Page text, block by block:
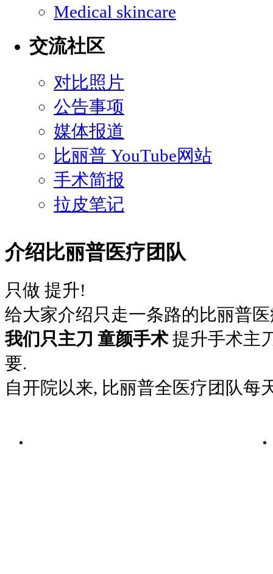
Medical skincare
交流社区
对比照片
公告事项
媒体报道
比丽普 YouTube网站
手术简报
拉皮笔记
介绍比丽普医疗团队
只做 提升!
给大家介绍只走一条路的比丽普
我们只主刀 童颜手术 提升手术主
要.
自开院以来, 比丽普全医疗团队每